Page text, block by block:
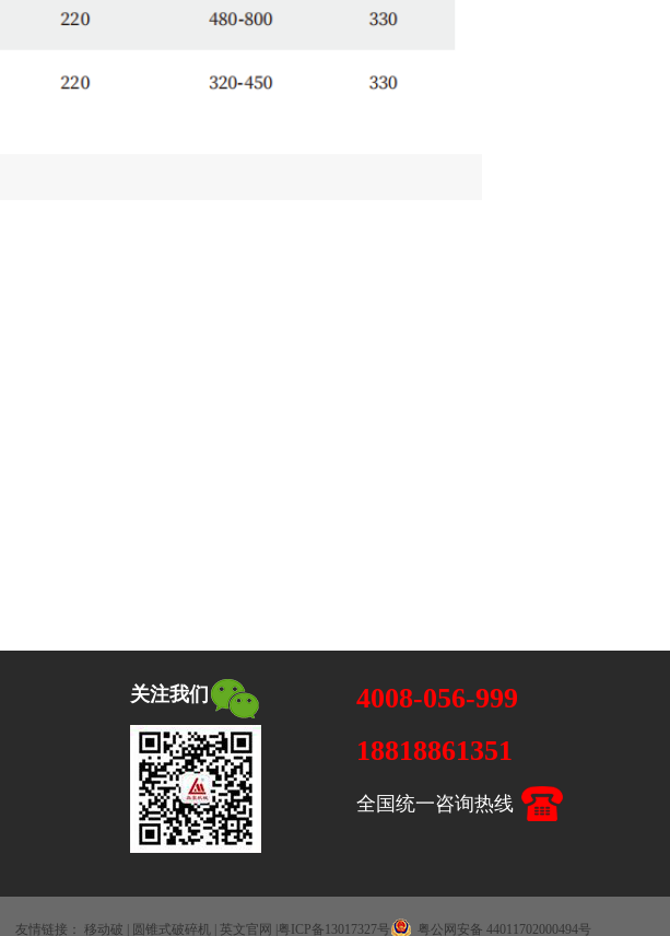
关注我们
4008-056-999
18818861351
全国统一咨询热线
友情链接： 移动破 圆锥式破碎机 英文官网 粤公网安备 44011702000494号
粤ICP备13017327号